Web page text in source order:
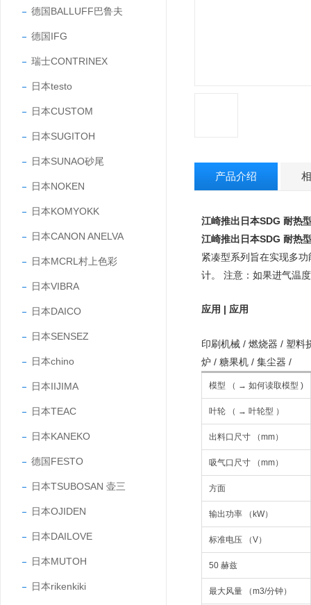
德国BALLUFF巴鲁夫
德国IFG
瑞士CONTRINEX
日本testo
日本CUSTOM
日本SUGITOH
日本SUNAO砂尾
日本NOKEN
日本KOMYOKK
日本CANON ANELVA
日本MCRL村上色彩
日本VIBRA
日本DAICO
日本SENSEZ
日本chino
日本IIJIMA
日本TEAC
日本KANEKO
德国FESTO
日本TSUBOSAN 壶三
日本OJIDEN
日本DAILOVE
日本MUTOH
日本rikenkiki
产品介绍
江崎推出日本SDG 耐热
江崎推出日本SDG 耐热
紧凑型系列旨在实现多
计。 注意：如果进气温
应用 | 应用
印刷机械 / 燃烧器 / 塑料
炉 / 糖果机 / 集尘器 /
模型 （ → 如何读取模型 )
叶轮 （ → 叶轮型 ）
出料口尺寸 （mm）
吸气口尺寸 （mm）
方面
输出功率 （kW）
标准电压 （V）
50 赫兹
最大风量 （m3/分钟）